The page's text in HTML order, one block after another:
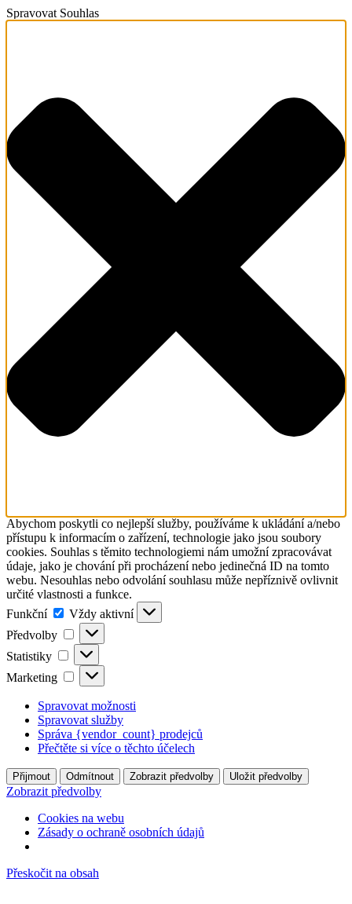
Spravovat Souhlas
Abychom poskytli co nejlepší služby, používáme k ukládání a/nebo
přístupu k informacím o zařízení, technologie jako jsou soubory
cookies. Souhlas s těmito technologiemi nám umožní zpracovávat
údaje, jako je chování při procházení nebo jedinečná ID na tomto
webu. Nesouhlas nebo odvolání souhlasu může nepříznivě ovlivnit
určité vlastnosti a funkce.
Funkční
Funkční
Vždy aktivní
Předvolby
Předvolby
Statistiky Statistiky
Marketing Marketing
Spravovat možnosti
Spravovat služby
Správa {vendor_count} prodejců
Přečtěte si více o těchto účelech
Přijmout Odmítnout Zobrazit předvolby Uložit předvolby
Zobrazit předvolby
Cookies na webu
Zásady o ochraně osobních údajů
Přeskočit na obsah